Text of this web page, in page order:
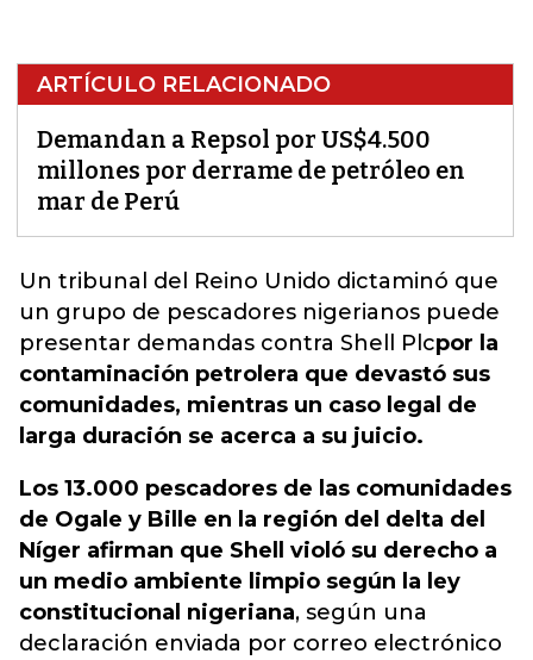
ARTÍCULO RELACIONADO
Demandan a Repsol por US$4.500
millones por derrame de petróleo en
mar de Perú
Un tribunal del Reino Unido dictaminó que
un grupo de pescadores nigerianos puede
presentar demandas contra Shell Plcpor la
contaminación petrolera que devastó sus
comunidades, mientras un caso legal de
larga duración se acerca a su juicio.
Los 13.000 pescadores de las comunidades
de Ogale y Bille en la región del delta del
Níger afirman que Shell violó su derecho a
un medio ambiente limpio según la ley
constitucional nigeriana, según una
declaración enviada por correo electrónico